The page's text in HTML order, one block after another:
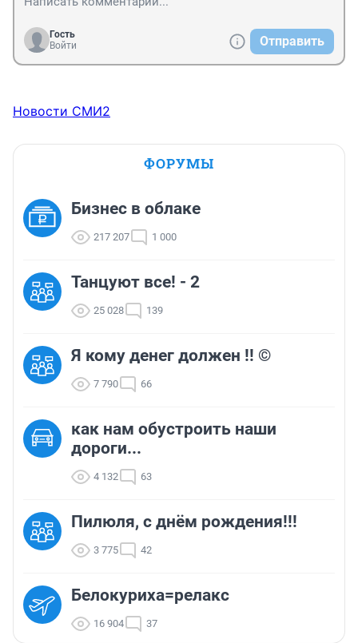
Гость
Войти
Отправить
Новости СМИ2
ФОРУМЫ
Бизнес в облаке
217 207 1 000
Танцуют все! - 2
25 028 139
Я кому денег должен !! ©
7 790 66
как нам обустроить наши
дороги...
4 132 63
Пилюля, с днём рождения!!!
3 775 42
Белокуриха=релакс
16 904 37